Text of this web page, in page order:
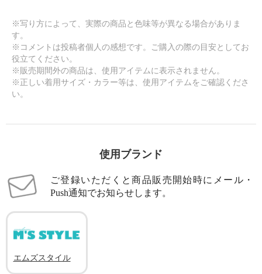
※写り方によって、実際の商品と色味等が異なる場合がありま
す。
※コメントは投稿者個人の感想です。ご購入の際の目安としてお
役立てください。
※販売期間外の商品は、使用アイテムに表示されません。
※正しい着用サイズ・カラー等は、使用アイテムをご確認くださ
い。
使用ブランド
ご登録いただくと商品販売開始時にメール・
Push通知でお知らせします。
エムズスタイル